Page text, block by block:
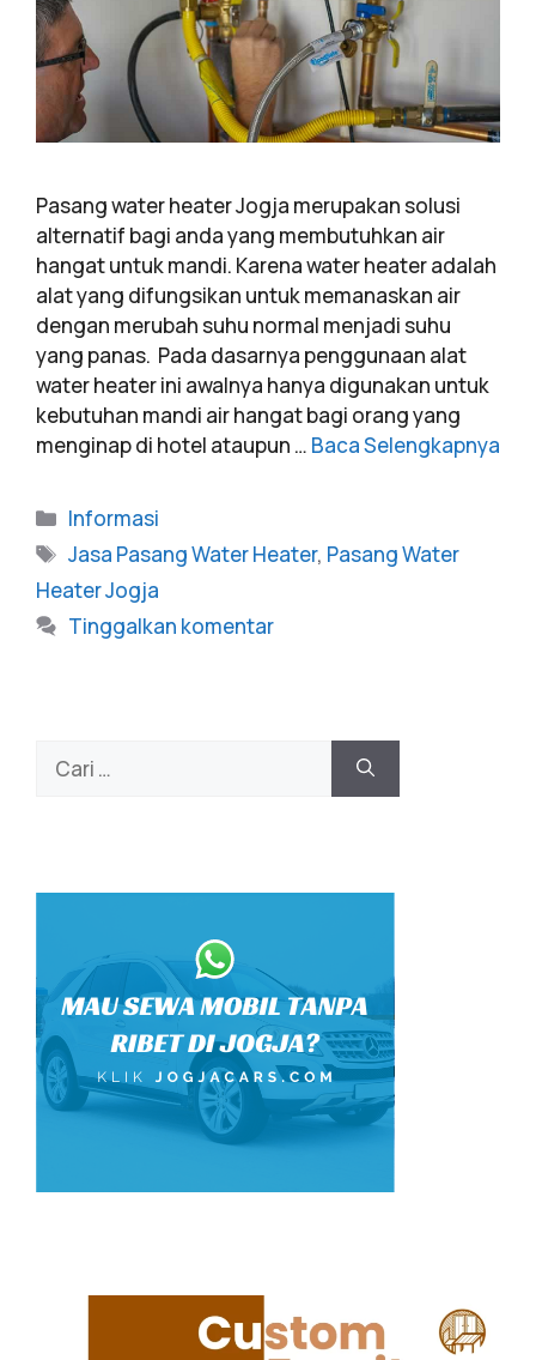
Pasang water heater Jogja merupakan solusi
alternatif bagi anda yang membutuhkan air
hangat untuk mandi. Karena water heater adalah
alat yang difungsikan untuk memanaskan air
dengan merubah suhu normal menjadi suhu
yang panas. Pada dasarnya penggunaan alat
water heater ini awalnya hanya digunakan untuk
kebutuhan mandi air hangat bagi orang yang
menginap di hotel ataupun … Baca Selengkapnya
Informasi
Jasa Pasang Water Heater, Pasang Water
Heater Jogja
Tinggalkan komentar